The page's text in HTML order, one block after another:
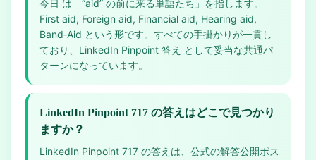
今日 は「“aid” の前に来る単語たち」を指します。
First aid, Foreign aid, Financial aid, Hearing aid,
Band‑Aid という形です。すべての手掛かりが一貫し
ており、LinkedIn Pinpoint 答え として妥当な共通パ
ターンになっています。
LinkedIn Pinpoint 717 の答えはどこで見つかり
ますか？
LinkedIn Pinpoint 717 の答えは、公式の解答公開ポス